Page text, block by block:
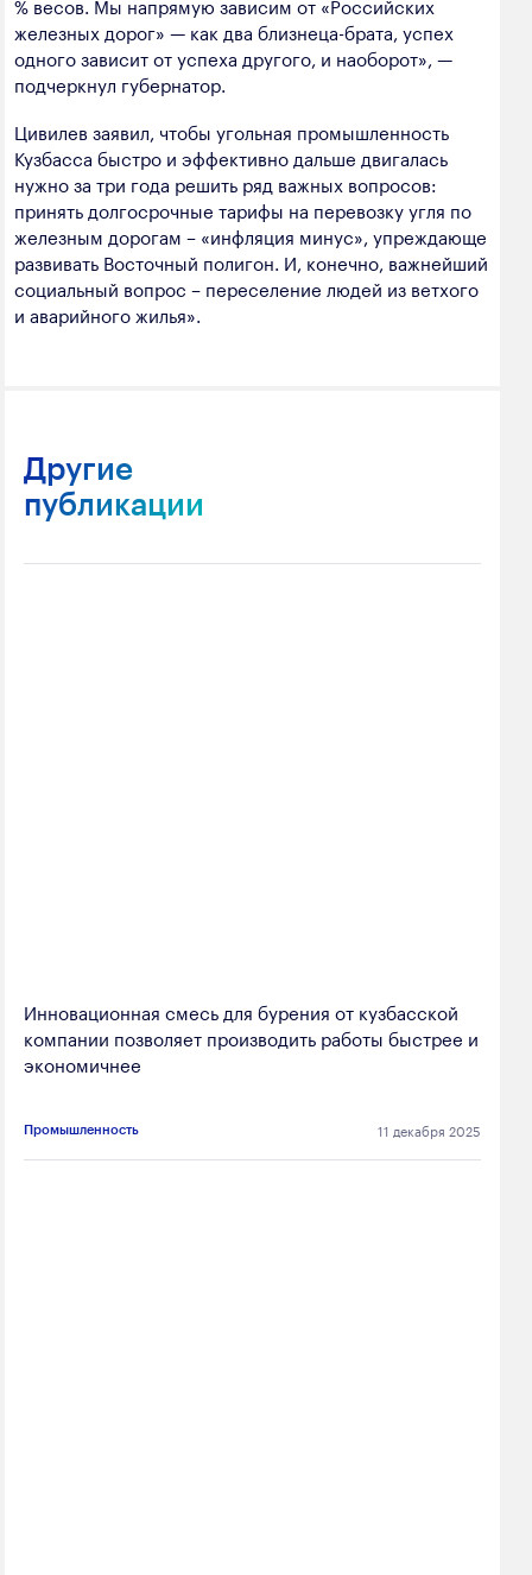
железных дорог» — как два близнеца-брата, успех
одного зависит от успеха другого, и наоборот», —
подчеркнул губернатор.
Цивилев заявил, чтобы угольная промышленность
Кузбасса быстро и эффективно дальше двигалась
нужно за три года решить ряд важных вопросов:
принять долгосрочные тарифы на перевозку угля по
железным дорогам – «инфляция минус», упреждающе
развивать Восточный полигон. И, конечно, важнейший
социальный вопрос – переселение людей из ветхого
и аварийного жилья».
Другие
публикации
Инновационная смесь для бурения от кузбасской
компании позволяет производить работы быстрее и
экономичнее
Промышленность 11 декабря 2025